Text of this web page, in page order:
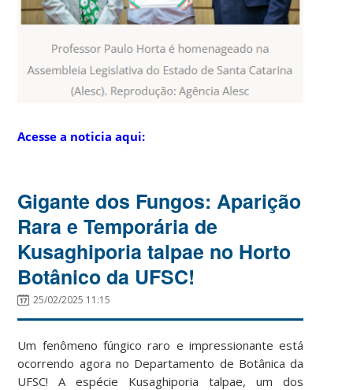
Acesse a noticia aqui:
Gigante dos Fungos: Aparição
Rara e Temporária de
Kusaghiporia talpae no Horto
Botânico da UFSC!
25/02/2025 11:15
Um fenômeno fúngico raro e impressionante está
ocorrendo agora no Departamento de Botânica da
UFSC! A espécie Kusaghiporia talpae, um dos